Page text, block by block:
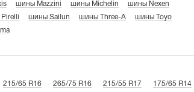
шины Mazzini шины Michelin
шины Nexen
шины Sailun шины Three-A
шины Toyo
215/65 R16 265/75 R16 215/55 R17
175/65 R14